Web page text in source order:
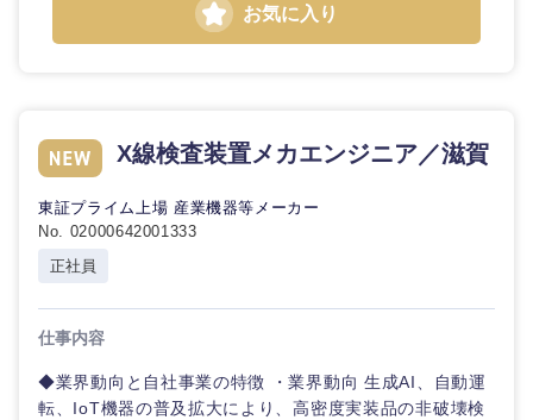
お気に入り
X線検査装置メカエンジニア／滋賀
東証プライム上場 産業機器等メーカー
No. 02000642001333
正社員
仕事内容
◆業界動向と自社事業の特徴 ・業界動向 生成AI、自動運
転、IoT機器の普及拡大により、高密度実装品の非破壊検